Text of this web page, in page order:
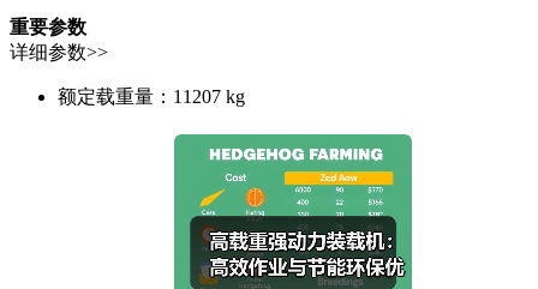
重要参数
详细参数>>
额定载重量： 11207 kg